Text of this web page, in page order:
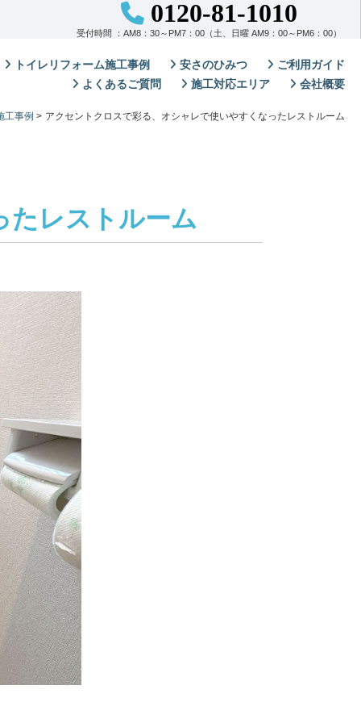
0120-81-1010
受付時間 ：AM8：30～PM7：00（土、日曜 AM9：00～PM6：00）
トイレリフォーム施工事例 安さのひみつ
ご利用ガイド
よくあるご質問
施工対応エリア 会社概要
工事例 > アクセントクロスで彩る、オシャレで使いやすくなったレストルーム
たレストルーム